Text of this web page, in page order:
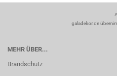
galadekor.de
MEHR ÜBER...
Brandschutz